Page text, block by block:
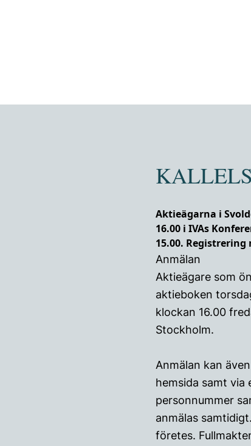
Aktieägarna i
16.00 i IVAs
15.00.
Anmälan
Aktieägare som
aktieboken
klockan 16.00
Stockholm.
Anmälan kan
hemsida samt via
personnummer
anmälas
företes.